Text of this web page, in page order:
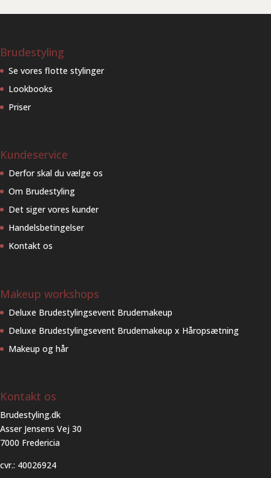
Brudestyling
Se vores flotte stylinger
Lookbooks
Priser
Kundeservice
Derfor skal du vælge os
Om Brudestyling
Det siger vores kunder
Handelsbetingelser
Kontakt os
Makeup workshops
Deluxe Brudestylingsevent Brudemakeup
Deluxe Brudestylingsevent Brudemakeup x Håropsætning
Makeup og hår
Kontakt os
Brudestyling.dk
Asser Jensens Vej 30
7000 Fredericia
cvr.: 40026924